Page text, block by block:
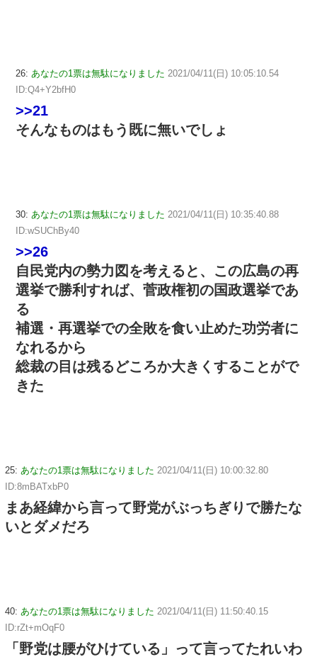
26: あなたの1票は無駄になりました 2021/04/11(日) 10:05:10.54
ID:Q4+Y2bfH0
>>21
そんなものはもう既に無いでしょ
30: あなたの1票は無駄になりました 2021/04/11(日) 10:35:40.88
ID:wSUChBy40
>>26
自民党内の勢力図を考えると、この広島の再
選挙で勝利すれば、菅政権初の国政選挙であ
る
補選・再選挙での全敗を食い止めた功労者に
なれるから
総裁の目は残るどころか大きくすることがで
きた
25: あなたの1票は無駄になりました 2021/04/11(日) 10:00:32.80
ID:8mBATxbP0
まあ経緯から言って野党がぶっちぎりで勝たな
いとダメだろ
40: あなたの1票は無駄になりました 2021/04/11(日) 11:50:40.15
ID:rZt+mOqF0
「野党は腰がひけている」って言ってたれいわ